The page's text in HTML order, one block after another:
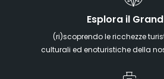
Esplora il
(ri)scoprendo le ricchezze
culturali ed enoturistiche della